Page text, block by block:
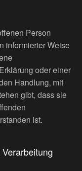
Person
informierter Weise
oder einer
Handlung, mit
gibt, dass sie
ist.